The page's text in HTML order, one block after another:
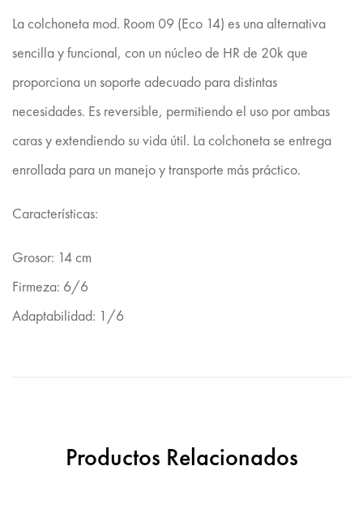
La colchoneta mod. Room 09 (Eco 14) es una alternativa
sencilla y funcional, con un núcleo de HR de 20k que
proporciona un soporte adecuado para distintas
necesidades. Es reversible, permitiendo el uso por ambas
caras y extendiendo su vida útil. La colchoneta se entrega
enrollada para un manejo y transporte más práctico.
Características:
Grosor: 14 cm
Firmeza: 6/6
Adaptabilidad: 1/6
Productos Relacionados